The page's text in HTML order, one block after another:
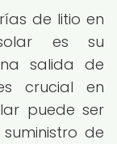
de litio en
es su
salida de
crucial en
puede ser
de